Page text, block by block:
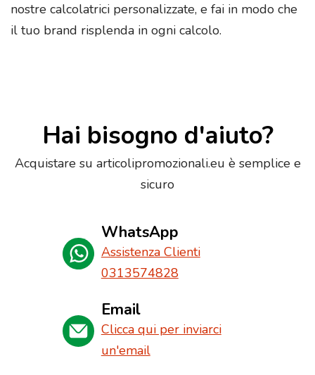
nostre calcolatrici personalizzate, e fai in modo che
il tuo brand risplenda in ogni calcolo.
Hai bisogno d'aiuto?
Acquistare su articolipromozionali.eu è semplice e
sicuro
WhatsApp
Assistenza Clienti
0313574828
Email
Clicca qui per inviarci
un'email